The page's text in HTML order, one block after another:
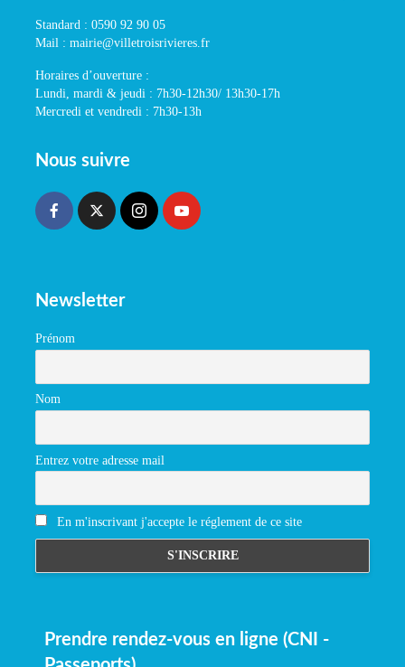
Standard : 0590 92 90 05
Mail : mairie@villetroisrivieres.fr
Horaires d’ouverture :
Lundi, mardi & jeudi : 7h30-12h30/ 13h30-17h
Mercredi et vendredi : 7h30-13h
Nous suivre
Newsletter
Prénom
Nom
Entrez votre adresse mail
En m'inscrivant j'accepte le réglement de ce site
Prendre rendez-vous en ligne (CNI -